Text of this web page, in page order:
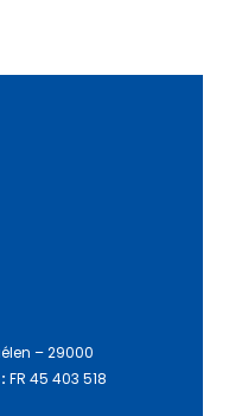
– 29000
FR 45 403 518